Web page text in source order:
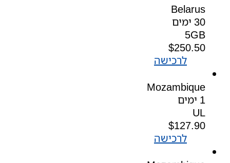
Belarus
30 ימים
5GB
$250.50
לרכישה
Mozambique
1 ימים
UL
$127.90
לרכישה